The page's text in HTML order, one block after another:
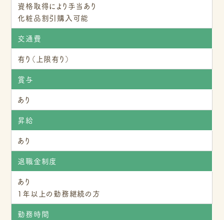
資格取得により手当あり
化粧品割引購入可能
交通費
有り（上限有り）
賞与
あり
昇給
あり
退職金制度
あり
1年以上の勤務継続の方
勤務時間